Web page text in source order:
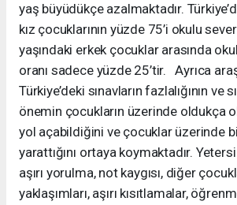
yaş büyüdükçe azalmaktadır.
kız çocuklarının yüzde 75’i okulu
yaşındaki erkek çocuklar arasında
oranı sadece yüzde 25’tir. Ayrıca
Türkiye’deki sınavların fazlalığının ve
önemin çocukların üzerinde oldukça
yol açabildiğini ve çocuklar üzerinde
yarattığını ortaya koymaktadır.
aşırı yorulma, not kaygısı, diğer
yaklaşımları, aşırı kısıtlamalar,